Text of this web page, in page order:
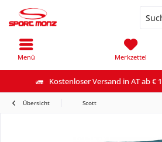
Kostenloser Versand in AT ab €
Menü Merkzettel
Übersicht Scott